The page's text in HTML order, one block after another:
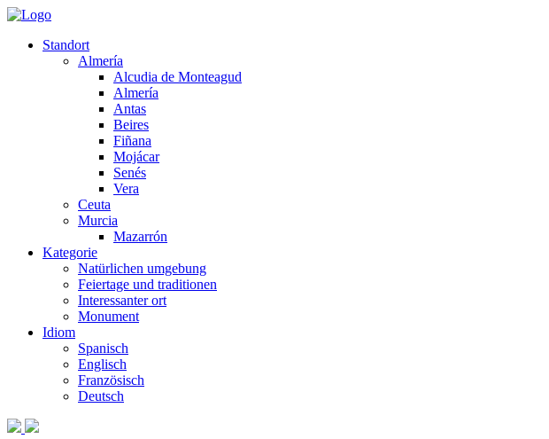
Standort
Almería
Alcudia de Monteagud
Almería
Antas
Beires
Fiñana
Mojácar
Senés
Vera
Ceuta
Murcia
Mazarrón
Kategorie
Natürlichen umgebung
Feiertage und traditionen
Interessanter ort
Monument
Idiom
Spanisch
Englisch
Französisch
Deutsch